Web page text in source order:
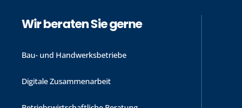
Wir beraten Sie gerne
Bau- und Handwerks­betriebe
Digitale Zusammenarbeit